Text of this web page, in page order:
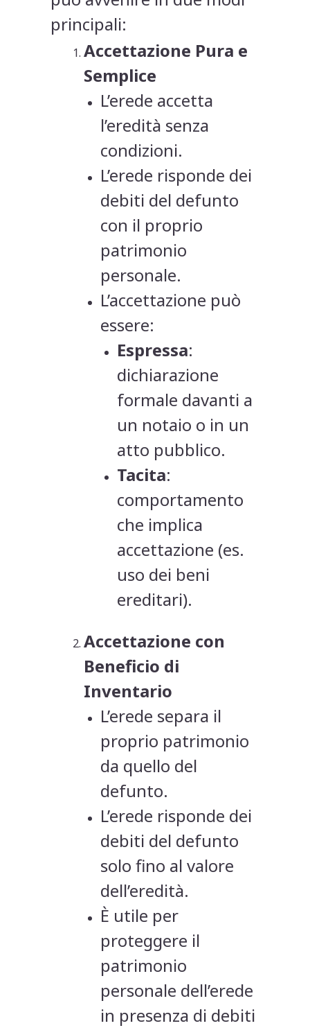
principali:
Accettazione Pura e
Semplice
L’erede accetta
l’eredità senza
condizioni.
L’erede risponde dei
debiti del defunto
con il proprio
patrimonio
personale.
L’accettazione può
essere:
Espressa:
dichiarazione
formale davanti a
un notaio o in un
atto pubblico.
Tacita:
comportamento
che implica
accettazione (es.
uso dei beni
ereditari).
Accettazione con
Beneficio di
Inventario
L’erede separa il
proprio patrimonio
da quello del
defunto.
L’erede risponde dei
debiti del defunto
solo fino al valore
dell’eredità.
È utile per
proteggere il
patrimonio
personale dell’erede
in presenza di debiti